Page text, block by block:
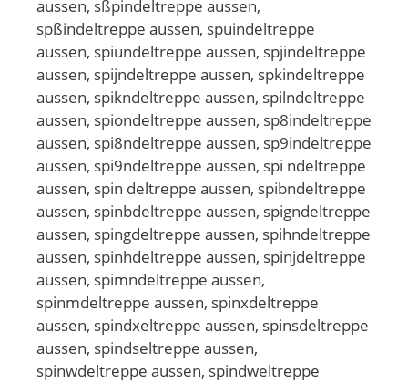
aussen, sßpindeltreppe aussen,
spßindeltreppe aussen, spuindeltreppe
aussen, spiundeltreppe aussen, spjindeltreppe
aussen, spijndeltreppe aussen, spkindeltreppe
aussen, spikndeltreppe aussen, spilndeltreppe
aussen, spiondeltreppe aussen, sp8indeltreppe
aussen, spi8ndeltreppe aussen, sp9indeltreppe
aussen, spi9ndeltreppe aussen, spi ndeltreppe
aussen, spin deltreppe aussen, spibndeltreppe
aussen, spinbdeltreppe aussen, spigndeltreppe
aussen, spingdeltreppe aussen, spihndeltreppe
aussen, spinhdeltreppe aussen, spinjdeltreppe
aussen, spimndeltreppe aussen,
spinmdeltreppe aussen, spinxdeltreppe
aussen, spindxeltreppe aussen, spinsdeltreppe
aussen, spindseltreppe aussen,
spinwdeltreppe aussen, spindweltreppe